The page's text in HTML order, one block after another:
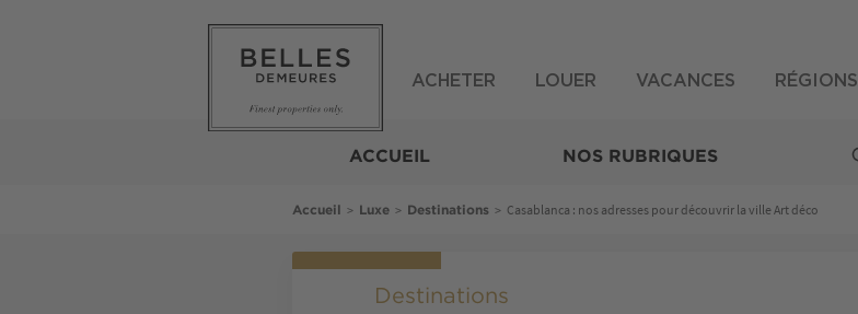
ACHETER LOUER VACANCES RÉGIONS
ACCUEIL NOS RUBRIQUES
Fil
Accueil > Luxe > Destinations > Casablanca : nos adresses pour découvrir la ville Art déco
Destinations